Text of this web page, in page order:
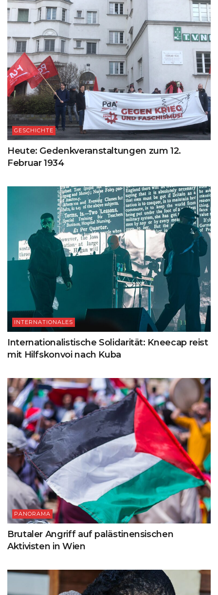
GESCHICHTE
Heute: Gedenkveranstaltungen zum 12.
Februar 1934
INTERNATIONALES
Internationalistische Solidarität: Kneecap reist
mit Hilfskonvoi nach Kuba
PANORAMA
Brutaler Angriff auf palästinensischen
Aktivisten in Wien